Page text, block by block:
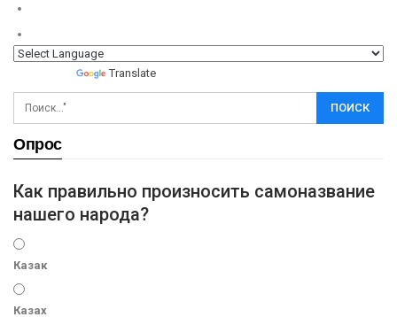
Translate
Опрос
Как правильно произносить самоназвание
нашего народа?
Казак
Казах